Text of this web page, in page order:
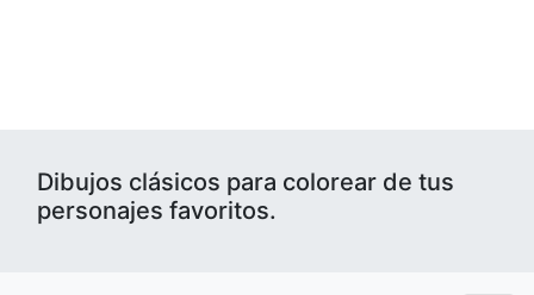
Dibujos clásicos para colorear de tus
personajes favoritos.